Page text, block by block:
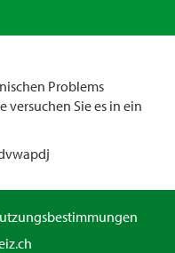
Problems
Sie es in ein